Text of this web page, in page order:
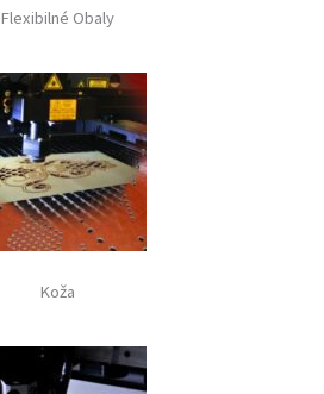
Flexibilné Obaly
Koža